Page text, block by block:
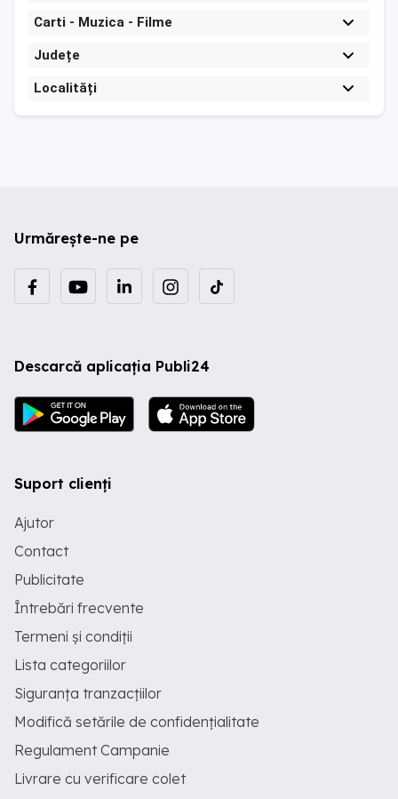
Carti - Muzica - Filme
Județe
Localități
Urmărește-ne pe
Descarcă aplicația Publi24
Suport clienți
Ajutor
Contact
Publicitate
Întrebări frecvente
Termeni și condiții
Lista categoriilor
Siguranța tranzacțiilor
Modifică setările de confidențialitate
Regulament Campanie
Livrare cu verificare colet